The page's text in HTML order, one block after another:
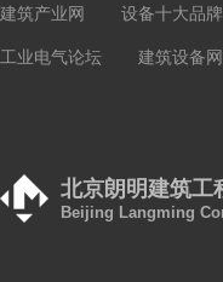
北京朗明建筑工
Beijing Langming
建筑产业网 设备十大品牌
工业电气论坛 建筑设备网